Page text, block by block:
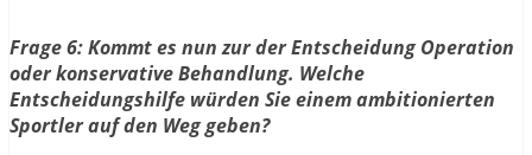
Frage 6: Kommt es nun zur der Entscheidung Operation
oder konservative Behandlung. Welche
Entscheidungshilfe würden Sie einem ambitionierten
Sportler auf den Weg geben?